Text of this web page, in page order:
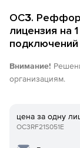
ОСӠ.
лицензия на
Внимание!
организациям.
цена за одну
OC3RF21S051E